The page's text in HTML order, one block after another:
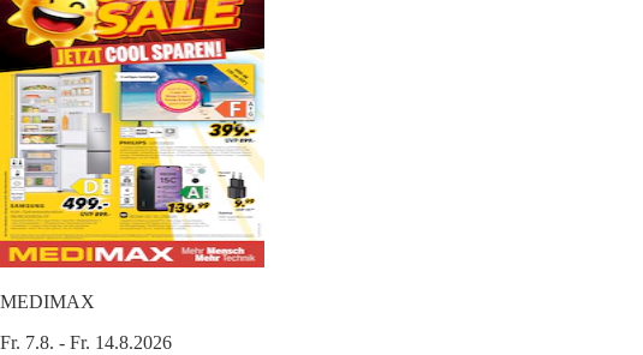
MEDIMAX
Fr. 7.8. - Fr. 14.8.2026